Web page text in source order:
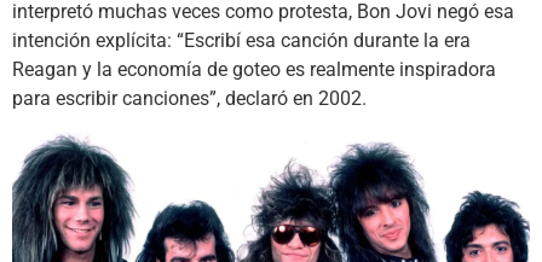
interpretó muchas veces como protesta, Bon Jovi negó esa
intención explícita: “Escribí esa canción durante la era
Reagan y la economía de goteo es realmente inspiradora
para escribir canciones”, declaró en 2002.